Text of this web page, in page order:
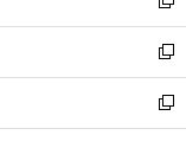
開
く
ウ
で
開
く
ン
ド
ウ
で
開
い
ウ
ィ
ン
ド
ウ
新
し
い
ウ
ィ
ン
新
し
い
ウ
新
し